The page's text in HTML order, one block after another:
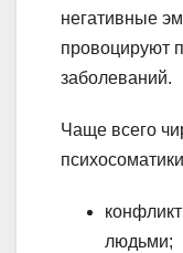
негативные
провоцируют
заболеваний.
Чаще всего
людьми;